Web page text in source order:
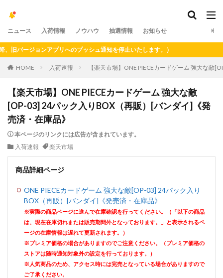
ニュース 入荷情報 ノウハウ 抽選情報 お知らせ
ジョンアプリへのプッシュ通知を停止いたします。）
HOME 入荷速報 【楽天市場】ONE PIECEカードゲーム 強大な
【楽天市場】ONE PIECEカードゲーム 強大な敵
[OP-03] 24パック入りBOX（再販）[バンダイ]《発
売済・在庫品》
本ページのリンクには広告が含まれています。
入荷速報
楽天市場
商品詳細ページ
ONE PIECEカードゲーム 強大な敵[OP-03] 24パック入り
BOX（再販）[バンダイ]《発売済・在庫品》
※実際の商品ページに進んで在庫確認を行ってください。（「以下の商品
は、現在在庫切れまたは販売期間外となっております。」と表示されるペ
ージの在庫情報は遅れて更新されます。）
※プレミア価格の場合がありますのでご注意ください。（プレミア価格の
ストアは随時通知対象外の設定を行っております。）
※人気商品のため、アクセス時には完売となっている場合がありますので
ご了承ください。